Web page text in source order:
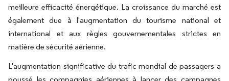
meilleure efficacité énergétique. La croissance du marché est
également due à l'augmentation du tourisme national et
international et aux règles gouvernementales strictes en
matière de sécurité aérienne.
L'augmentation significative du trafic mondial de passagers a